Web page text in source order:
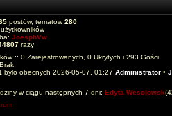
postów, tematów280
JoesphVw
razy
:: 0 Zarejestrowanych, 0 Ukrytych i 293 Gości
było obecnych 2026-05-07, 01:27 Administrator •
w ciągu następnych 7 dni: Edyta Wesolowsk